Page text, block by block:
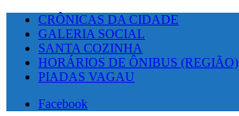
CRÔNICAS DA CIDADE
GALERIA SOCIAL
SANTA COZINHA
HORÁRIOS DE ÔNIBUS (REGIÃO)
PIADAS VAGAU
Facebook